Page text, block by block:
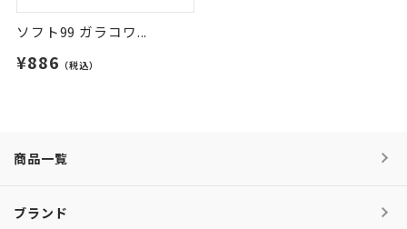
ソフト99 ガラコワ...
¥886 （税込）
商品一覧
ブランド